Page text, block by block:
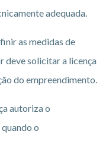
adequada.
as medidas de
deve solicitar a licença
do empreendimento.
autoriza o
o